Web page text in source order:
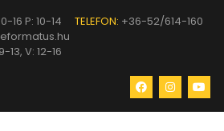
16 P: 10-14 TELEFON: +36-52/614-160
13, V: 12-16